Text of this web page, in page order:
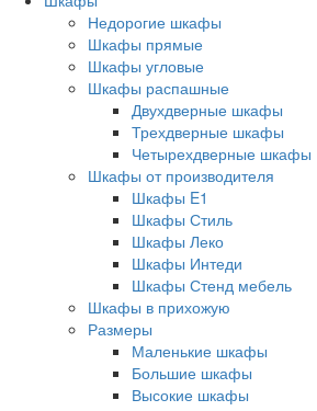
Недорогие шкафы
Шкафы прямые
Шкафы угловые
Шкафы распашные
Двухдверные шкафы
Трехдверные шкафы
Четырехдверные шкафы
Шкафы от производителя
Шкафы E1
Шкафы Стиль
Шкафы Леко
Шкафы Интеди
Шкафы Стенд мебель
Шкафы в прихожую
Размеры
Маленькие шкафы
Большие шкафы
Высокие шкафы